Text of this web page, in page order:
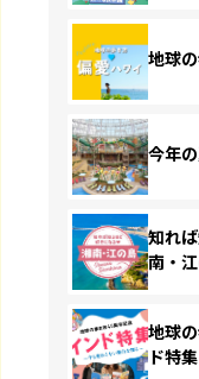
地球
今年
知れ
南・
地球
ド特集